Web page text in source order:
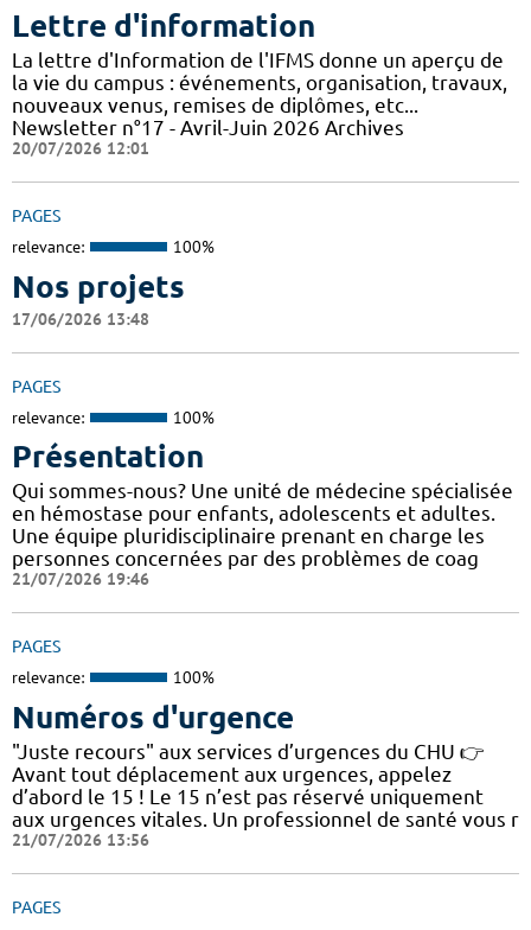
Lettre d'information
La lettre d'Information de l'IFMS donne un aperçu de
la vie du campus : événements, organisation, travaux,
nouveaux venus, remises de diplômes, etc...
Newsletter n°17 - Avril-Juin 2026 Archives
20/07/2026 12:01
PAGES
relevance: 100%
Nos projets
17/06/2026 13:48
PAGES
relevance: 100%
Présentation
Qui sommes-nous? Une unité de médecine spécialisée
en hémostase pour enfants, adolescents et adultes.
Une équipe pluridisciplinaire prenant en charge les
personnes concernées par des problèmes de coag
21/07/2026 19:46
PAGES
relevance: 100%
Numéros d'urgence
"Juste recours" aux services d’urgences du CHU 👉
Avant tout déplacement aux urgences, appelez
d’abord le 15 ! Le 15 n’est pas réservé uniquement
aux urgences vitales. Un professionnel de santé vous r
21/07/2026 13:56
PAGES